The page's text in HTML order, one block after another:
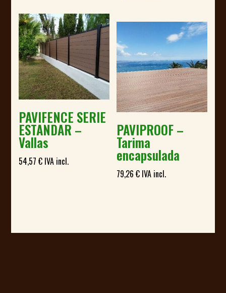
60,92 €
through
79,26 €
PAVIFENCE SERIE
ESTANDAR –
Vallas
54,57€ IVA incl.
PAVIPROOF –
Tarima
encapsulada
79,26€ IVA incl.